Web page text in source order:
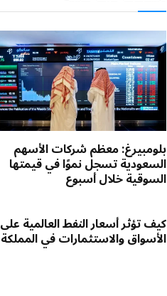
بلومبيرغ: معظم شركات الأسهم
السعودية تسجل نموًا في قيمتها
السوقية خلال أسبوع
كيف تؤثر أسعار النفط العالمية على
الأسواق والاستثمارات في المملكة